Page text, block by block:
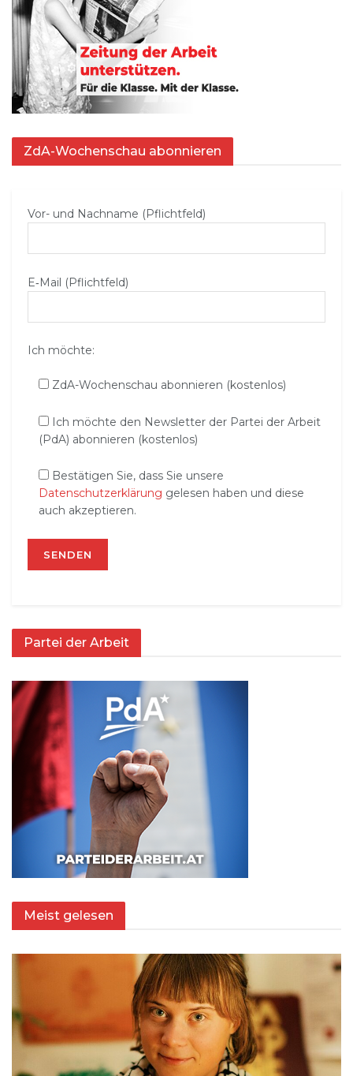
ZdA-Wochenschau abonnieren
Vor- und Nachname (Pflichtfeld)
E‑Mail (Pflichtfeld)
Ich möchte:
ZdA-Wochenschau abonnieren (kostenlos)
Ich möchte den Newsletter der Partei der Arbeit
(PdA) abonnieren (kostenlos)
Bestätigen Sie, dass Sie unsere
Datenschutzerklärung gelesen haben und diese
auch akzeptieren.
Partei der Arbeit
Meist gelesen